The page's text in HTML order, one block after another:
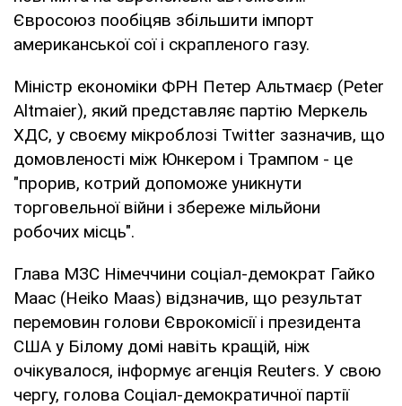
Євросоюз пообіцяв збільшити імпорт
американської сої і скрапленого газу.
Міністр економіки ФРН Петер Альтмаєр (Peter
Altmaier), який представляє партію Меркель
ХДС, у своєму мікроблозі Twitter зазначив, що
домовленості між Юнкером і Трампом - це
"прорив, котрий допоможе уникнути
торговельної війни і збереже мільйони
робочих місць".
Глава МЗС Німеччини соціал-демократ Гайко
Маас (Heiko Maas) відзначив, що результат
перемовин голови Єврокомісії і президента
США у Білому домі навіть кращій, ніж
очікувалося, інформує агенція Reuters. У свою
чергу, голова Соціал-демократичної партії